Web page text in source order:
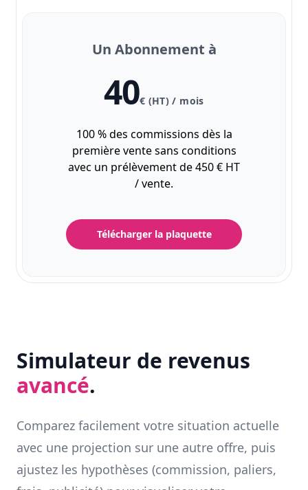
Un Abonnement à
40€ (HT) / mois
100 % des commissions dès la
première vente sans conditions
avec un prélèvement de 450 € HT
/ vente.
Télécharger la plaquette
Simulateur de revenus
avancé.
Comparez facilement votre situation actuelle
avec une projection sur une autre offre, puis
ajustez les hypothèses (commission, paliers,